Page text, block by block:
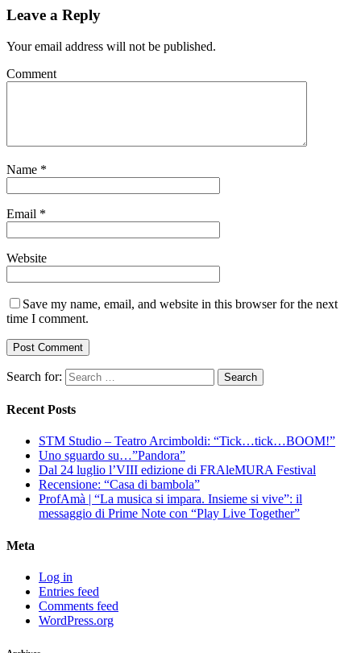
Leave a Reply
Your email address will not be published.
Comment
Name *
Email *
Website
Save my name, email, and website in this browser for the next
time I comment.
Search for:
Recent Posts
STM Studio – Teatro Arcimboldi: “Tick…tick…BOOM!”
Uno sguardo su…”Pandora”
Dal 24 luglio l’VIII edizione di FRAleMURA Festival
Recensione: “Casa di bambola”
ProfAmà | “La musica si impara. Insieme si vive”: il
messaggio di Prime Note con “Play Live Together”
Meta
Log in
Entries feed
Comments feed
WordPress.org